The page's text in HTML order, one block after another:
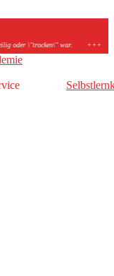
war.
+++ War alles